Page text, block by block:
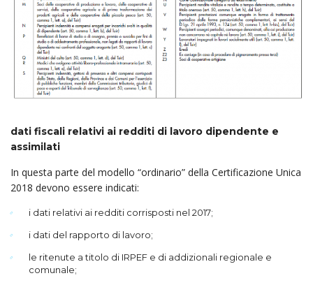
dati fiscali relativi ai redditi di lavoro dipendente e
assimilati
In questa parte del modello “ordinario” della Certificazione Unica
2018 devono essere indicati:
i dati relativi ai redditi corrisposti nel 2017;
i dati del rapporto di lavoro;
le ritenute a titolo di IRPEF e di addizionali regionale e
comunale;